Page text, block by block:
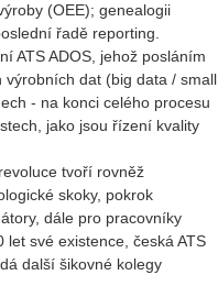
(OEE); genealogii
řadě reporting.
ATS ADOS, jehož posláním
dat (big data / small
- na konci celého procesu
jako jsou řízení kvality
tvoří rovněž
skoky, pokrok
dále pro pracovníky
své existence, česká ATS
další šikovné kolegy